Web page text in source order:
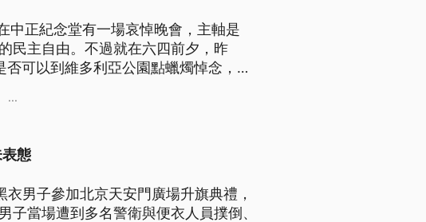
中正紀念堂有一場哀悼晚會，主軸是
民主自由。不過就在六四前夕，昨
否可以到維多利亞公園點蠟燭悼念，李
...
態
男子參加北京天安門廣場升旗典禮，
當場遭到多名警衛與便衣人員撲倒、